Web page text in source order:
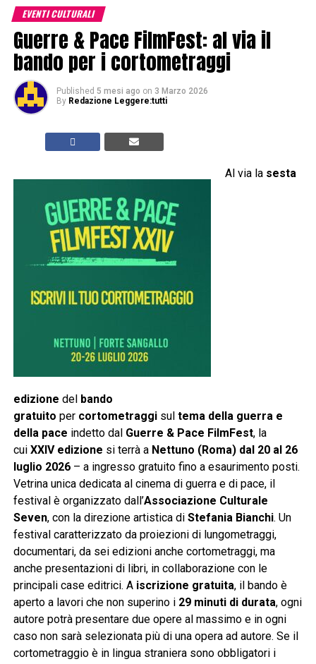
EVENTI CULTURALI
Guerre & Pace FilmFest: al via il
bando per i cortometraggi
Published 5 mesi ago on 3 Marzo 2026
By Redazione Leggere:tutti
Al via la sesta
edizione del bando
gratuito per cortometraggisul tema della guerra e
della pace indetto dal Guerre & Pace FilmFest, la
cui XXIV edizione si terrà a Nettuno (Roma) dal 20 al 26
luglio 2026– a ingresso gratuito fino a esaurimento posti.
Vetrina unica dedicata al cinema di guerra e di pace, il
festival è organizzato dall’Associazione Culturale
Seven, con la direzione artistica di Stefania Bianchi. Un
festival caratterizzato da proiezioni di lungometraggi,
documentari, da sei edizioni anche cortometraggi, ma
anche presentazioni di libri, in collaborazione con le
principali case editrici. A iscrizione gratuita, il bando è
aperto a lavori che non superino i 29 minuti di durata, ogni
autore potrà presentare due opere al massimo e in ogni
caso non sarà selezionata più di una opera ad autore. Se il
cortometraggio è in lingua straniera sono obbligatori i